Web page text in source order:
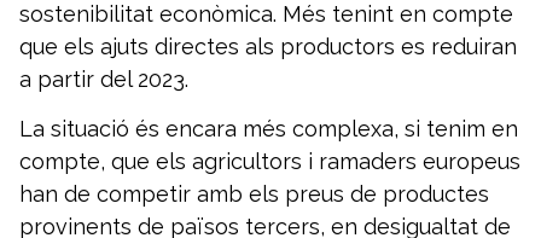
sostenibilitat econòmica. Més tenint en compte
que els ajuts directes als productors es reduiran
a partir del 2023.
La situació és encara més complexa, si tenim en
compte, que els agricultors i ramaders europeus
han de competir amb els preus de productes
provinents de països tercers, en desigualtat de